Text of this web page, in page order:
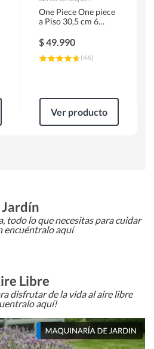
One Piece One piece
a Piso 30,5 cm 6
$49.990
(46)
Ver producto
Jardín
todo lo que necesitas para cuidar
encuéntralo aquí
Libre
disfrutar de la vida al aire libre
aquí!